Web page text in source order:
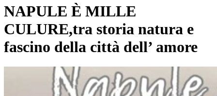
NAPULE È MILLE
CULURE,tra storia natura e
fascino della città dell’ amore